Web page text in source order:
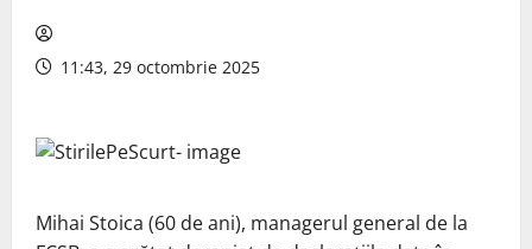
11:43, 29 octombrie 2025
Mihai Stoica (60 de ani), managerul general de la